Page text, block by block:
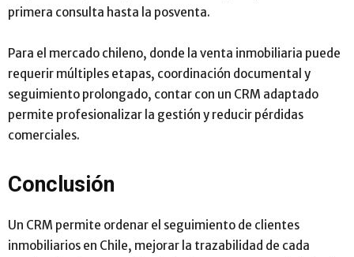
primera consulta hasta la posventa.
Para el mercado chileno, donde la venta inmobiliaria puede
requerir múltiples etapas, coordinación documental y
seguimiento prolongado, contar con un CRM adaptado
permite profesionalizar la gestión y reducir pérdidas
comerciales.
Conclusión
Un CRM permite ordenar el seguimiento de clientes
inmobiliarios en Chile, mejorar la trazabilidad de cada